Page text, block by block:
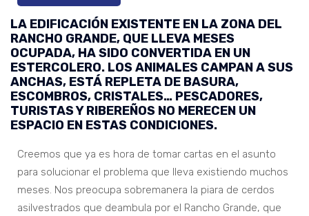
LA EDIFICACIÓN EXISTENTE EN LA ZONA DEL
RANCHO GRANDE, QUE LLEVA MESES
OCUPADA, HA SIDO CONVERTIDA EN UN
ESTERCOLERO. LOS ANIMALES CAMPAN A SUS
ANCHAS, ESTÁ REPLETA DE BASURA,
ESCOMBROS, CRISTALES… PESCADORES,
TURISTAS Y RIBEREÑOS NO MERECEN UN
ESPACIO EN ESTAS CONDICIONES.
Creemos que ya es hora de tomar cartas en el asunto
para solucionar el problema que lleva existiendo muchos
meses. Nos preocupa sobremanera la piara de cerdos
asilvestrados que deambula por el Rancho Grande, que